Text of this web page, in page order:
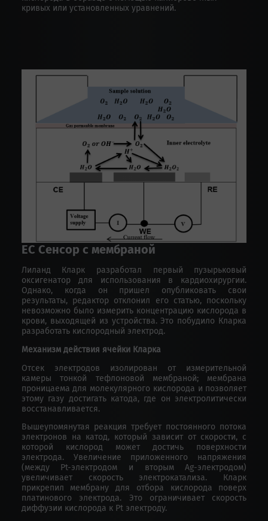
кривых или установленных уравнений.
EC Сенсор с мембраной
Лиланд Кларк разработал первый пузырьковый
оксигенатор для использования в кардиохирургии.
Однако, когда он пришел опубликовать свои
результаты, редактор отклонил его статью, поскольку
невозможно было измерить концентрацию кислорода в
крови, выходящей из устройства. Это побудило Кларка
разработать кислородный электрод.
Механизм действия ячейки Кларка
Отсек электродов изолирован от измерительной
камеры тонкой тефлоновой мембраной; мембрана
проницаема для молекулярного кислорода и позволяет
этому газу достигать катода, где он электролитически
восстанавливается.
Вышеупомянутая реакция требует постоянного потока
электронов на катод, который зависит от скорости, с
которой кислород может достичь поверхности
электрода. Увеличение приложенного напряжения
(между Pt-электродом и вторым Ag-электродом)
увеличивает скорость электрокатализа. Кларк
прикрепил мембрану для отбора кислорода поверх
платинового электрода. Это ограничивает скорость
диффузии кислорода к Pt электроду.